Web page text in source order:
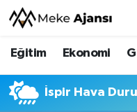
Eğitim Ekonomi
İspir Hava
Eğitim
Ekonomi
Nöbetçi
Hava Durumu